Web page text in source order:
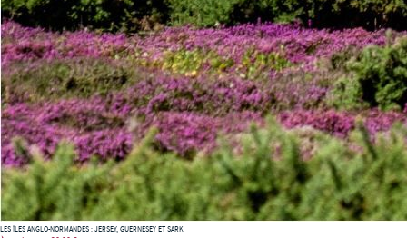
LES ÎLES ANGLO-NORMANDES : JERSEY, GUERNESEY ET SARK